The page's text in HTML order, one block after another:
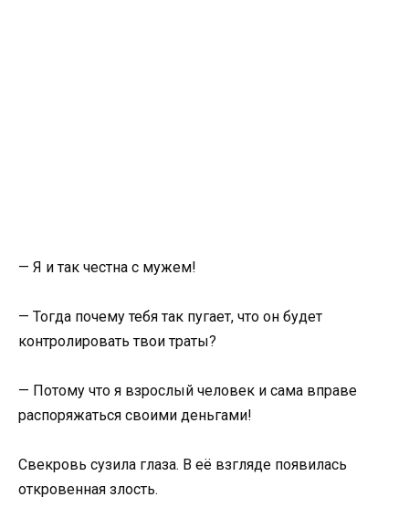
— Я и так честна с мужем!
— Тогда почему тебя так пугает, что он будет
контролировать твои траты?
— Потому что я взрослый человек и сама вправе
распоряжаться своими деньгами!
Свекровь сузила глаза. В её взгляде появилась
откровенная злость.